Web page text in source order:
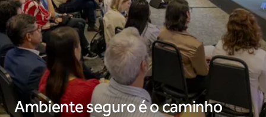
Ambiente seguro é o caminho